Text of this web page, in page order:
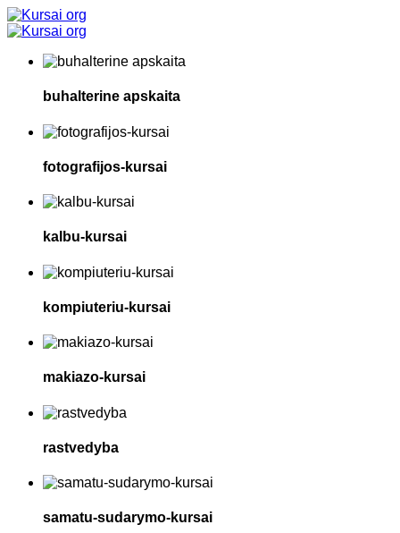
buhalterine apskaita
fotografijos-kursai
kalbu-kursai
kompiuteriu-kursai
makiazo-kursai
rastvedyba
samatu-sudarymo-kursai
Programa
įregistruota
akredituota:
Švietimo,
Ministerijoje.
Neformaliojo
švietimo
registre
kodas: